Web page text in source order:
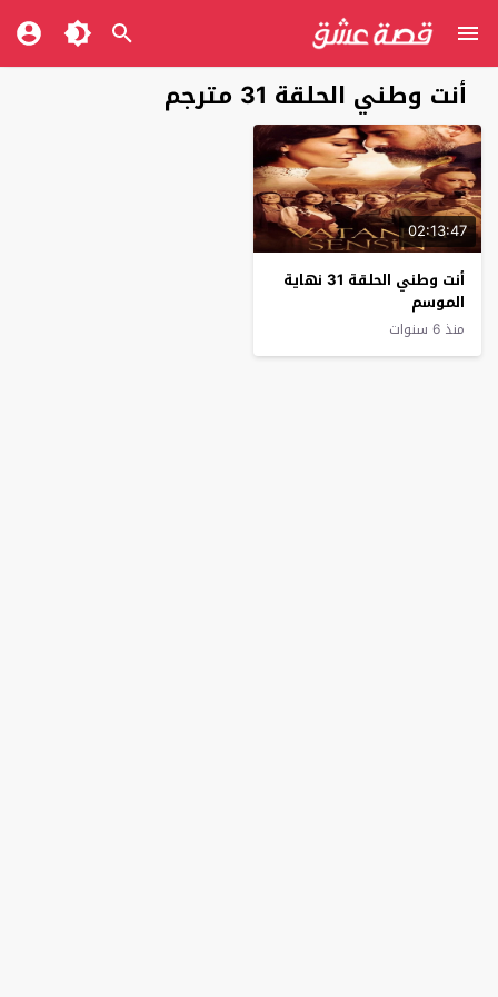
أنت وطني الحلقة 31 مترجم
02:13:47
أنت وطني الحلقة 31 نهاية
الموسم
منذ 6 سنوات